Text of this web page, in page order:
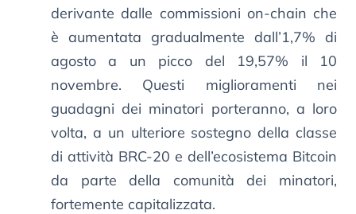
derivante dalle commissioni on-chain che
è aumentata gradualmente dall’1,7% di
agosto a un picco del 19,57% il 10
novembre. Questi miglioramenti nei
guadagni dei minatori porteranno, a loro
volta, a un ulteriore sostegno della classe
di attività BRC-20 e dell’ecosistema Bitcoin
da parte della comunità dei minatori,
fortemente capitalizzata.